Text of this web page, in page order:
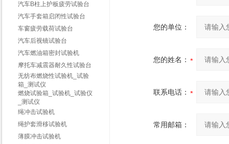
汽车B柱上护板疲劳试验台
汽车手套箱启闭性试验台
车窗疲劳载荷试验台
汽车后视镜试验台
汽车燃油箱密封试验机
摩托车减震器耐久性试验台
无纺布燃烧性试验机_试验
箱_测试仪
燃烧试验箱_试验机_试验仪
_测试仪
绳冲击试验机
绳护套滑移试验机
薄膜冲击试验机
您的单位：
您的姓名：
联系电话：
常用邮箱：